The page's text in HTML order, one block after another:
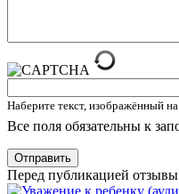
Наберите текст, изображённый
Все поля обязательны к
Отправить
Перед публикацией